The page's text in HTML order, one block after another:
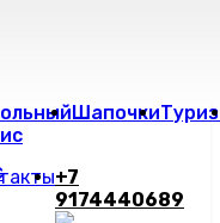
Шапочки
+7
9174440689